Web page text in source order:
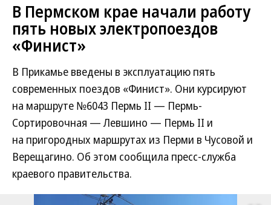
В Пермском крае начали работу
пять новых электропоездов
«Финист»
В Прикамье введены в эксплуатацию пять
современных поездов «Финист». Они курсируют
на маршруте №6043 Пермь II — Пермь-
Сортировочная — Левшино — Пермь II и
на пригородных маршрутах из Перми в Чусовой и
Верещагино. Об этом сообщила пресс-служба
краевого правительства.